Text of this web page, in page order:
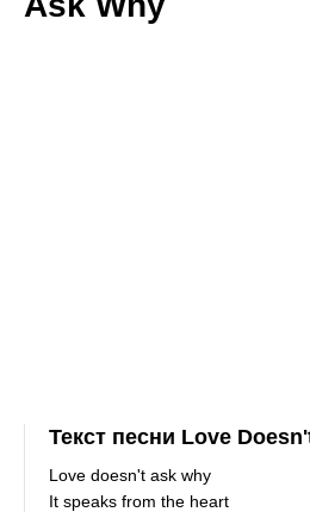
Текст песни Love
Love doesn't ask why
It speaks from the heart